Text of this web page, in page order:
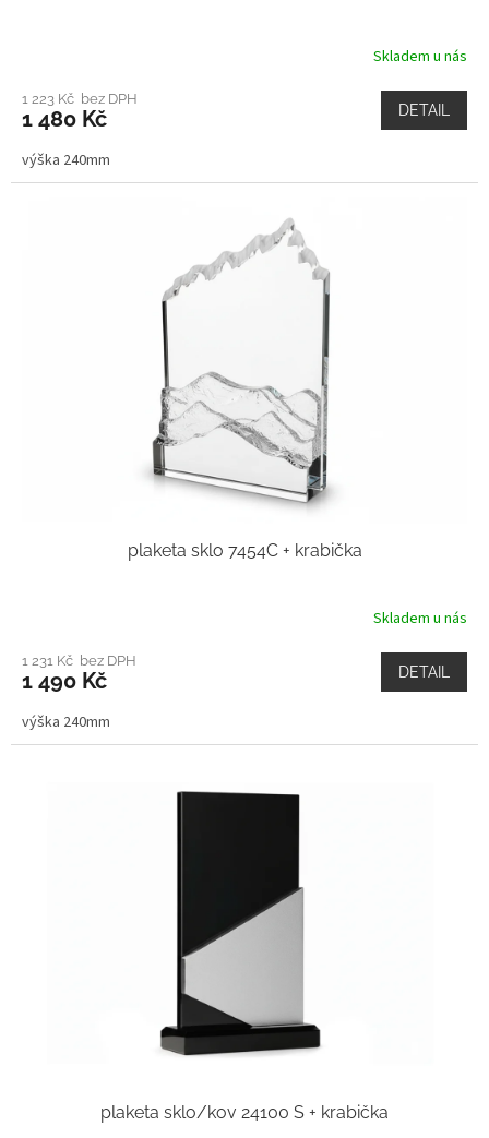
Skladem u nás
1 223 Kč bez DPH
1 480 Kč DETAIL
výška 240mm
plaketa sklo 7454C + krabička
Skladem u nás
1 231 Kč bez DPH
1 490 Kč DETAIL
výška 240mm
plaketa sklo/kov 24100 S + krabička